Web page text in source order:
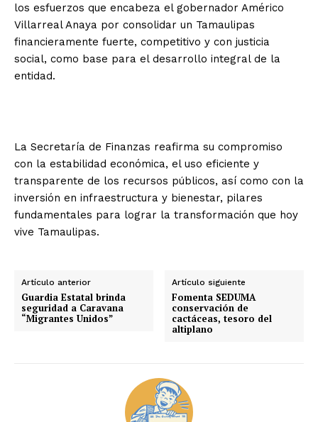
los esfuerzos que encabeza el gobernador Américo
Villarreal Anaya por consolidar un Tamaulipas
financieramente fuerte, competitivo y con justicia
social, como base para el desarrollo integral de la
entidad.
La Secretaría de Finanzas reafirma su compromiso
con la estabilidad económica, el uso eficiente y
transparente de los recursos públicos, así como con la
inversión en infraestructura y bienestar, pilares
fundamentales para lograr la transformación que hoy
vive Tamaulipas.
Artículo anterior
Guardia Estatal brinda
seguridad a Caravana
“Migrantes Unidos”
Artículo siguiente
Fomenta SEDUMA
conservación de
cactáceas, tesoro del
altiplano